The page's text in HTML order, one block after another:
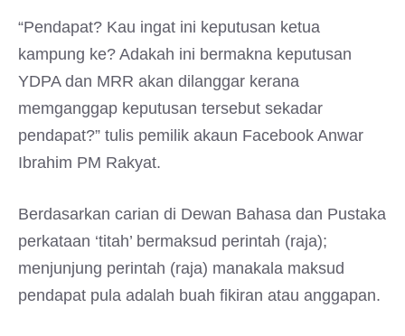
“Pendapat? Kau ingat ini keputusan ketua
kampung ke? Adakah ini bermakna keputusan
YDPA dan MRR akan dilanggar kerana
memganggap keputusan tersebut sekadar
pendapat?” tulis pemilik akaun Facebook Anwar
Ibrahim PM Rakyat.
Berdasarkan carian di Dewan Bahasa dan Pustaka
perkataan ‘titah’ bermaksud perintah (raja);
menjunjung perintah (raja) manakala maksud
pendapat pula adalah buah fikiran atau anggapan.